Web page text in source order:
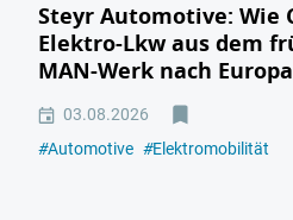
Steyr Automotive: Wie
Elektro-Lkw aus dem
MAN-Werk nach
03.08.2026
#Automotive #Elektromobilität